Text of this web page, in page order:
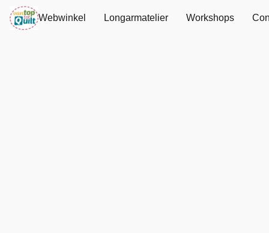
Webwinkel Longarmatelier Workshops